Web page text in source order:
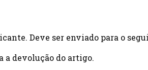
Deve ser enviado para o
a devolução do artigo.